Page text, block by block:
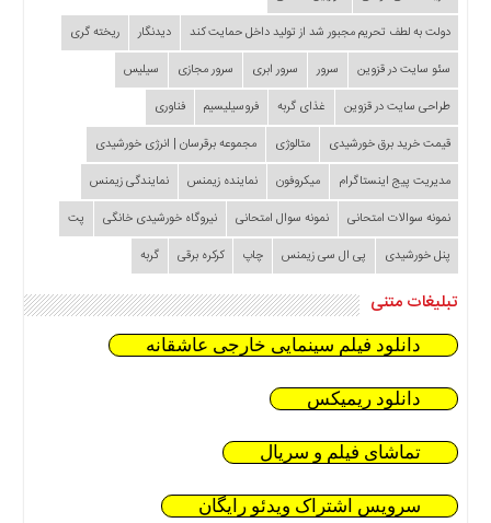
دولت به لطف تحریم مجبور شد از تولید داخل حمایت کند
دیدنگار
ریخته گری
سئو سایت در قزوین
سرور سرور ابری سرور مجازی
سیلیس
طراحی سایت در قزوین
غذای گربه فروسیلیسیم
فناوری
قیمت خرید برق خورشیدی
متالوژی
مجموعه برقرسان | انرژی خورشیدی
مدیریت پیج اینستاگرام
میکروفون نماینده زیمنس
نمایندگی زیمنس
نمونه سوالات امتحانی
نمونه سوال امتحانی نیروگاه خورشیدی خانگی
پت
پنل خورشیدی
پی ال سی زیمنس چاپ کرکره برقی گربه
تبلیغات متنی
دانلود فیلم سینمایی خارجی عاشقانه
دانلود ریمیکس
تماشای فیلم و سریال
سرویس اشتراک ویدئو رایگان